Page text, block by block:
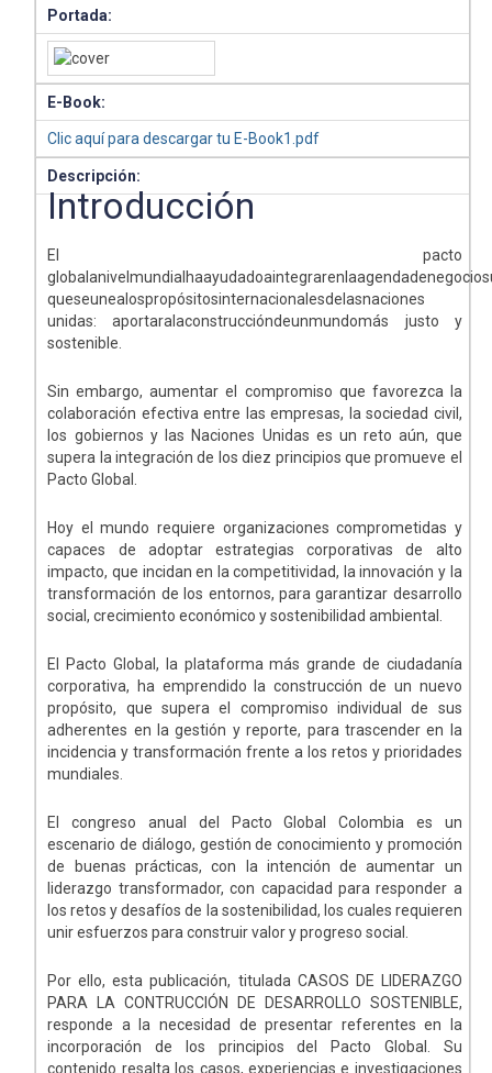
Portada:
E-Book:
Clic aquí para descargar tu E-Book1.pdf
Descripción:
Introducción
El pacto
queseunealospropósitosinternacionalesdelasnaciones
unidas: aportaralaconstruccióndeunmundomás justo y
sostenible.
Sin embargo, aumentar el compromiso que favorezca la
colaboración efectiva entre las empresas, la sociedad civil,
los gobiernos y las Naciones Unidas es un reto aún, que
supera la integración de los diez principios que promueve el
Pacto Global.
Hoy el mundo requiere organizaciones comprometidas y
capaces de adoptar estrategias corporativas de alto
impacto, que incidan en la competitividad, la innovación y la
transformación de los entornos, para garantizar desarrollo
social, crecimiento económico y sostenibilidad ambiental.
El Pacto Global, la plataforma más grande de ciudadanía
corporativa, ha emprendido la construcción de un nuevo
propósito, que supera el compromiso individual de sus
adherentes en la gestión y reporte, para trascender en la
incidencia y transformación frente a los retos y prioridades
mundiales.
El congreso anual del Pacto Global Colombia es un
escenario de diálogo, gestión de conocimiento y promoción
de buenas prácticas, con la intención de aumentar un
liderazgo transformador, con capacidad para responder a
los retos y desafíos de la sostenibilidad, los cuales requieren
unir esfuerzos para construir valor y progreso social.
Por ello, esta publicación, titulada CASOS DE LIDERAZGO
PARA LA CONTRUCCIÓN DE DESARROLLO SOSTENIBLE,
responde a la necesidad de presentar referentes en la
incorporación de los principios del Pacto Global. Su
contenido resalta los casos, experiencias e investigaciones